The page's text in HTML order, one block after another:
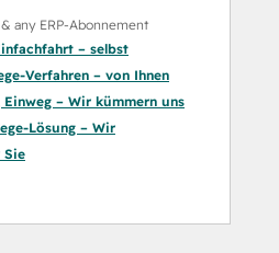
& any ERP-Abonnement
– selbst
Verfahren – von Ihnen
Einweg – Wir kümmern uns
Lösung – Wir
Sie